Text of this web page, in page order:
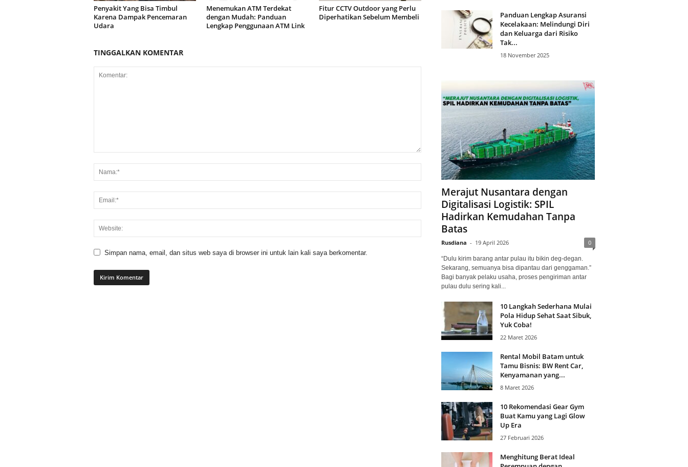
Penyakit Yang Bisa Timbul
Karena Dampak Pencemaran
Udara
Menemukan ATM Terdekat
dengan Mudah: Panduan
Lengkap Penggunaan ATM Link
Fitur CCTV Outdoor yang Perlu
Diperhatikan Sebelum Membeli
TINGGALKAN KOMENTAR
Simpan nama, email, dan situs web saya di browser ini untuk lain kali saya berkomentar.
Panduan Lengkap Asuransi
Kecelakaan: Melindungi Diri
dan Keluarga dari Risiko
Tak...
18 November 2025
Merajut Nusantara dengan
Digitalisasi Logistik: SPIL
Hadirkan Kemudahan Tanpa
Batas
Rusdiana - 19 April 2026 0
“Dulu kirim barang antar pulau itu bikin deg-degan.
Sekarang, semuanya bisa dipantau dari genggaman.”
Bagi banyak pelaku usaha, proses pengiriman antar
pulau dulu sering kali...
10 Langkah Sederhana Mulai
Pola Hidup Sehat Saat Sibuk,
Yuk Coba!
22 Maret 2026
Rental Mobil Batam untuk
Tamu Bisnis: BW Rent Car,
Kenyamanan yang...
8 Maret 2026
10 Rekomendasi Gear Gym
Buat Kamu yang Lagi Glow
Up Era
27 Februari 2026
Menghitung Berat Ideal